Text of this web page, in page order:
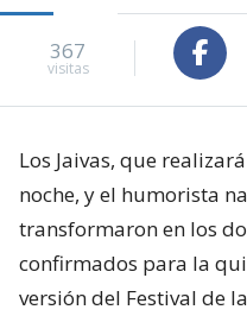
367
visitas
Los Jaivas, que
noche, y el humorista
transformaron en los
confirmados para la
versión del Festival de